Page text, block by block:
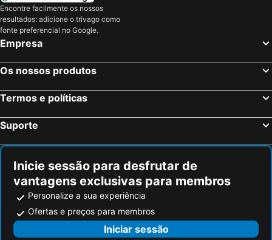
Lucca, Toscana Hotéis
Livorno, Toscana Hotéis
San Gimignano, Toscana Hotéis
Nápoles, Campanha Hotéis
Palermo, Sicília Hotéis
Verona, Veneto Hotéis
Encontre facilmente os nossos
resultados: adicione o trivago como
fonte preferencial no Google.
Empresa
Os nossos produtos
Termos e políticas
Suporte
Inicie sessão para desfrutar de
vantagens exclusivas para membros
Personalize a sua experiência
Ofertas e preços para membros
Iniciar sessão